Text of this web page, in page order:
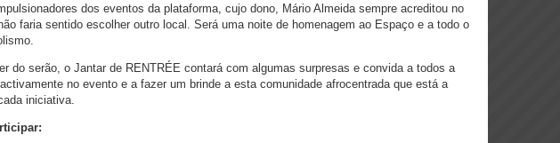
dos eventos da plataforma, cujo dono, Mário Almeida sempre acreditou no
faria sentido escolher outro local. Será uma noite de homenagem ao Espaço e a todo o
do serão, o Jantar de RENTRÉE contará com algumas surpresas e convida a todos a
no evento e a fazer um brinde a esta comunidade afrocentrada que está a
iniciativa.